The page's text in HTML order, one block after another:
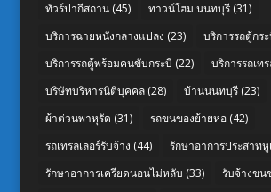
ทัวร์ปากีสถาน(45) ทาวน์โฮม นนทบุรี(31)
บริการฉายหนังกลางแปลง (23) บริการรถตู้กร
บริการรถตู้พร้อมคนขับกระบี่ (22) บริการรถเท
บริษัทบริหารนิติบุคคล(28) บ้านนนทบุรี(23)
ผ้าต่วนพาหุรัด (31) รถขนของย้ายหอ(42)
รถเทรลเลอร์รับจ้าง (44) รักษาอาการประสาทหู
รักษาอาการเครียดนอนไม่หลับ (33) รับจ้างขน